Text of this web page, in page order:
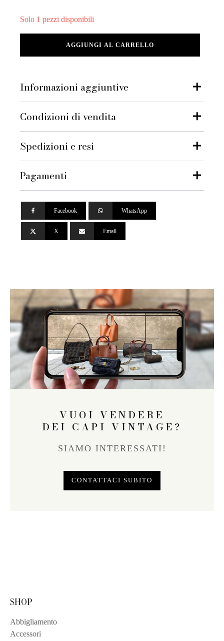
Solo 1 pezzi disponibili
AGGIUNGI AL CARRELLO
Informazioni aggiuntive
Condizioni di vendita
Spedizioni e resi
Pagamenti
X
Facebook
Email
WhatsApp
VUOI VENDERE
DEI CAPI VINTAGE?
SIAMO INTERESSATI!
CONTATTACI SUBITO
SHOP
Abbigliamento
Accessori